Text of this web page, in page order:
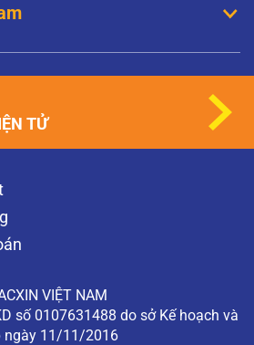
VIỆT NAM
số 0107631488 do sở Kế hoạch và
ngày 11/11/2016
TỬ